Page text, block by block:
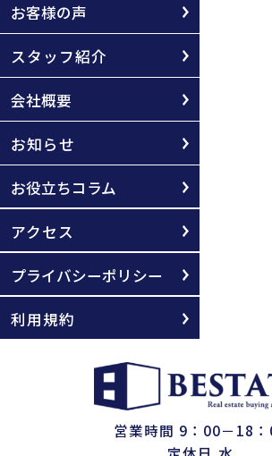
お客様の声
スタッフ紹介
会社概要
お知らせ
お役立ちコラム
アクセス
プライバシーポリシー
利用規約
営業時間 9：00－18